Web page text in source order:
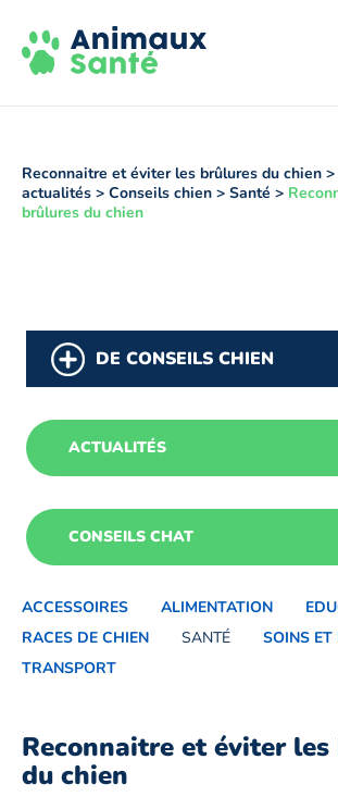
Reconnaitre et éviter les brûlures du chien >
actualités > Conseils chien > Santé >
brûlures du chien
DE CONSEILS CHIEN
ACTUALITÉS
CONSEILS CHAT
ACCESSOIRES ALIMENTATION
RACES DE CHIEN
SANTÉ
SOINS ET
TRANSPORT
Reconnaitre et éviter
du chien